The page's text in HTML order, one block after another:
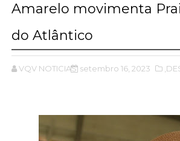
Amarelo movimenta
do Atlântico
VQV NOTICIAS setembro 16, 2023